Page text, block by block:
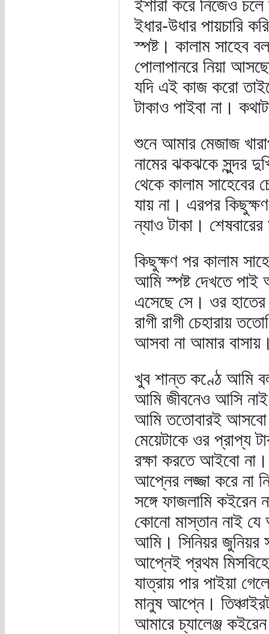
ইশারা করে নিজেও
ইধার-উধার পায়চারি
স্পষ্ট। কালাম সাহেব
পোলাপানরে নিয়া
যদি এই কাজ করো
টাকাও পাইবা না।
শুনে আমার মেজাজ
নামের ঝকঝকে সুন্দর
থেকে কালাম
যায় না। এরপর
ন্যাও টাকা।
কিছুক্ষণ পর কালাম
আমি স্পষ্ট দেখতে
এসেছে সে। ওর হাতের
রাগী রাগী চেহারায়
আসবা না আমার
খুব শান্ত কণ্ঠে আমি
আমি জীবনেও আসি
আমি ততোবারই আসবো।
মেয়েটাকে ওর প্রাপ্য
রক্ষা করতে আইবো
আপ্নের লজ্জা করে না
সঙ্গে ফাজলামি
কোনো মাস্তান নাই যে
আমি। সিনিয়র জুনিয়র
আপ্নেই প্রথম
যাত্রায় পার পাইয়া
মানুষ আপ্নে।
আমারে চ্যালেঞ্জ